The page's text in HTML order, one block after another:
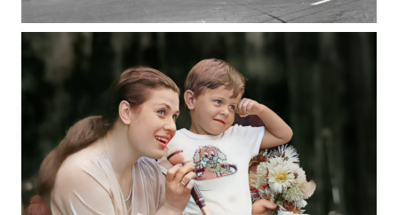
ЖИТОМИРСЬКИЙ ТРОЛЕЙБУС ТА ТРАМВАЙ
1990 – ААРЕ ОЛАНДЕР, ТАЛЛІНН, ЕСТОНСЬКА
РЕСПУБЛИКА.
Фото Житомир (1980-1990)